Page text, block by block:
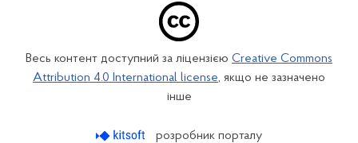
Весь контент доступний за ліцензією Creative Commons
Attribution 4.0 International license, якщо не зазначено
інше
розробник порталу